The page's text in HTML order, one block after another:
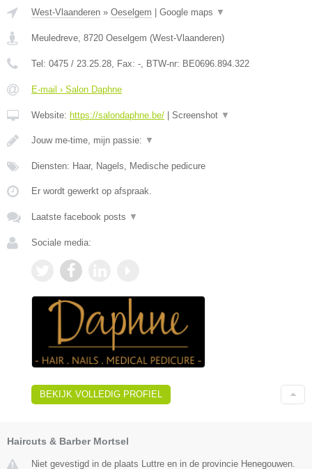
West-Vlaanderen » Oeselgem Google maps ▼
Meuledreve, 8720 Oeselgem (West-Vlaanderen)
Tel: 0475 / 23.25.28, Fax: -, BTW-nr: BE0696.894.322
E-mail › Salon Daphne
Website: https://salondaphne.be/ Screenshot ▼
Jouw me-time, mijn passie: ▼
Diensten: Haar, Nagels, Medische pedicure
Er wordt gewerkt op afspraak.
Laatste facebook posts ▼
Sociale media:
BEKIJK VOLLEDIG PROFIEL
Haircuts & Barber Mortsel
Niet gevestigd in de plaats Luttre en in de provincie Henegouwen.